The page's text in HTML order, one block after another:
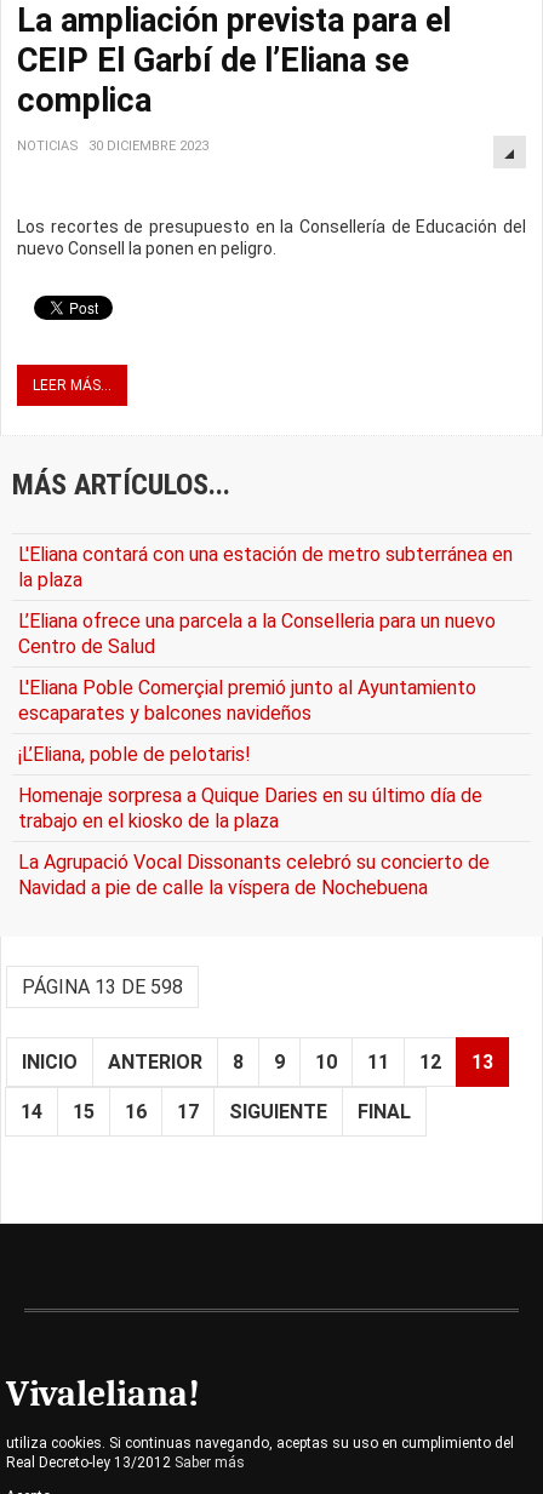
La ampliación prevista para el
CEIP El Garbí de l’Eliana se
complica
NOTICIAS 30 DICIEMBRE 2023
Los recortes de presupuesto en la Consellería de Educación del
nuevo Consell la ponen en peligro.
LEER MÁS...
MÁS ARTÍCULOS...
L'Eliana contará con una estación de metro subterránea en
la plaza
L’Eliana ofrece una parcela a la Conselleria para un nuevo
Centro de Salud
L'Eliana Poble Comerçial premió junto al Ayuntamiento
escaparates y balcones navideños
¡L’Eliana, poble de pelotaris!
Homenaje sorpresa a Quique Daries en su último día de
trabajo en el kiosko de la plaza
La Agrupació Vocal Dissonants celebró su concierto de
Navidad a pie de calle la víspera de Nochebuena
PÁGINA 13 DE 598
INICIO ANTERIOR 8 9 10 11 12 13
14 15 16 17 SIGUIENTE FINAL
Vivaleliana!
utiliza cookies. Si continuas navegando, aceptas su uso en cumplimiento del
Real Decreto-ley 13/2012 Saber más